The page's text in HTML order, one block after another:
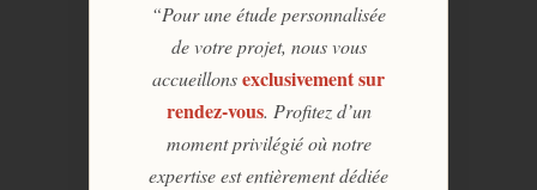
“Pour une étude personnalisée
de votre projet, nous vous
accueillonsexclusivement sur
rendez-vous. Profitez d’un
moment privilégié où notre
expertise est entièrement dédiée